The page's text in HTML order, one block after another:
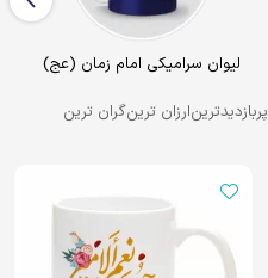
لیوان سرامیکی امام زمان (عج)
پربازدیدترینارزان ترینگران ترین